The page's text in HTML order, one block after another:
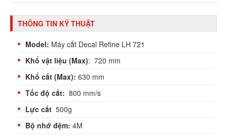
THÔNG TIN KỸ THUẬT
Model: Máy cắt Decal Refine LH 721
Khổ vật liệu (Max): 720 mm
Khổ cắt (Max): 630 mm
Tốc độ cắt: 800 mm/s
Lực cắt 500g
Bộ nhớ đệm: 4M